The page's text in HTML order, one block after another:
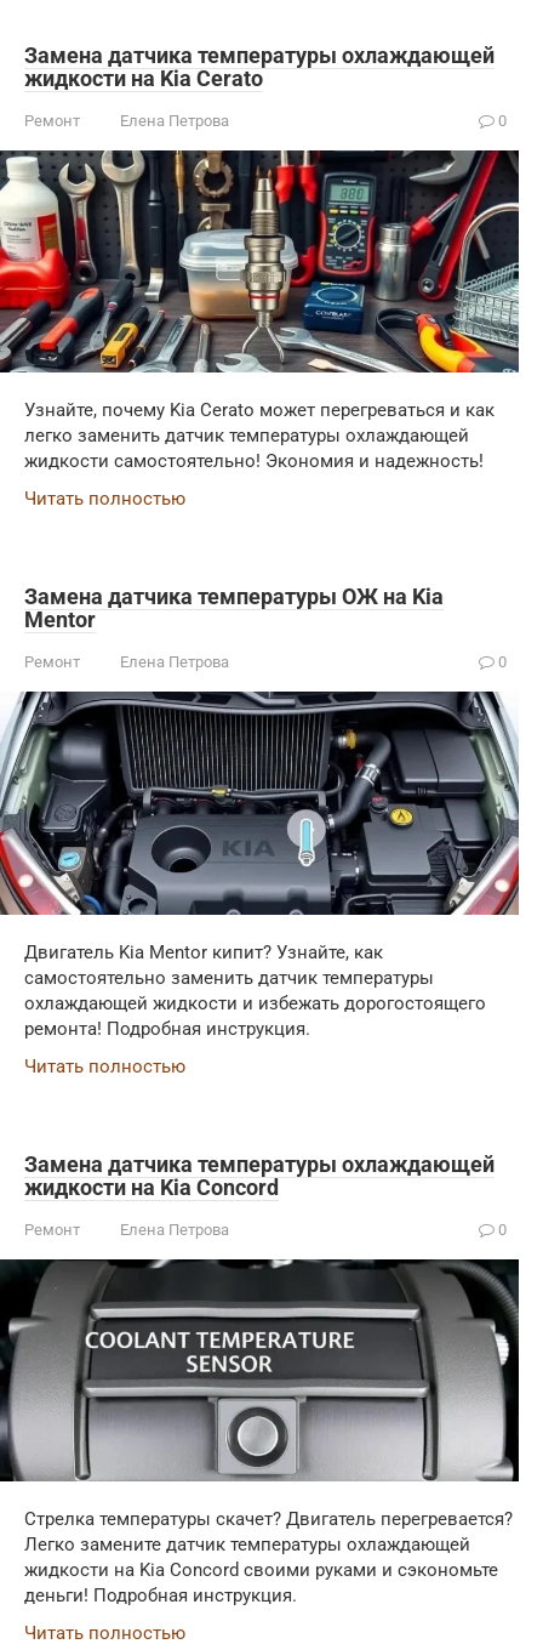
Замена датчика температуры охлаждающей
жидкости на Kia Cerato
Ремонт Елена Петрова 0
Узнайте, почему Kia Cerato может перегреваться и как
легко заменить датчик температуры охлаждающей
жидкости самостоятельно! Экономия и надежность!
Читать полностью
Замена датчика температуры ОЖ на Kia
Mentor
Ремонт Елена Петрова 0
Двигатель Kia Mentor кипит? Узнайте, как
самостоятельно заменить датчик температуры
охлаждающей жидкости и избежать дорогостоящего
ремонта! Подробная инструкция.
Читать полностью
Замена датчика температуры охлаждающей
жидкости на Kia Concord
Ремонт Елена Петрова 0
Стрелка температуры скачет? Двигатель перегревается?
Легко замените датчик температуры охлаждающей
жидкости на Kia Concord своими руками и сэкономьте
деньги! Подробная инструкция.
Читать полностью